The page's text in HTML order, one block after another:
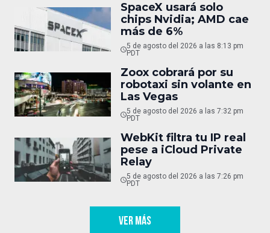
SpaceX usará solo
chips Nvidia; AMD cae
más de 6%
5 de agosto del 2026 a las 8:13 pm
PDT
Zoox cobrará por su
robotaxi sin volante en
Las Vegas
5 de agosto del 2026 a las 7:32 pm
PDT
WebKit filtra tu IP real
pese a iCloud Private
Relay
5 de agosto del 2026 a las 7:26 pm
PDT
VER MÁS